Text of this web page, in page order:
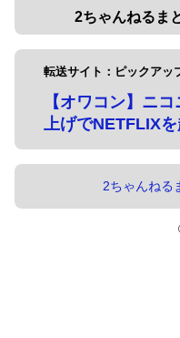
2ちゃんねるま
転送サイト：ピックアッ
【オワコン】ニ
上げでNETFLIX
2ちゃんねる